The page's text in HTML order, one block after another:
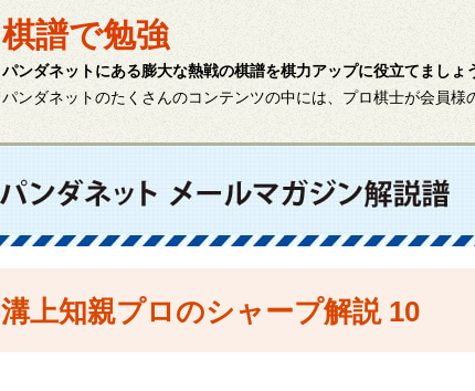
棋譜で勉強
パンダネットにある膨大な熱戦の棋譜を棋力アップに役立てましょ
パンダネットのたくさんのコンテンツの中には、プロ棋士が会員様
溝上知親プロのシャープ解説 10